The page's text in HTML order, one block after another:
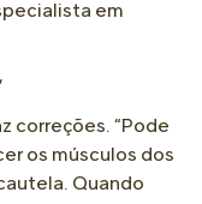
em
correções. “Pode
os músculos dos
Quando